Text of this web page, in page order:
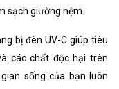
sạch giường nệm.
bị đèn UV-C giúp tiêu
các chất độc hại trên
sống của bạn luôn